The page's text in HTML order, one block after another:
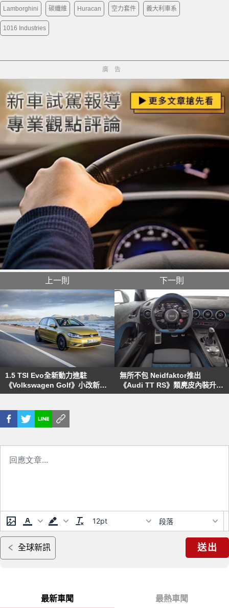
Lamborghini 碳纖維 Huracan 空力套件 義大利車系
1016 Industries
廣告
上一則
1.5 TSI Evo全新動力進駐
《Volkswagen Golf》小改新車
德國開放訂購
下一則
無所不包 Neidfaktor推出
《Audi TT RS》類麂皮內裝升級
方案
12pt 段落
全球新訊 送出
最新車聞 最熱車聞